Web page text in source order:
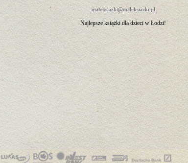
maleksiazki@maleksiazki.pl
Najlepsze książki dla dzieci w Łodzi!